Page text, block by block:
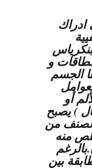
ادراك
و
الجسم
أو
) يصبح
من
منه
بين